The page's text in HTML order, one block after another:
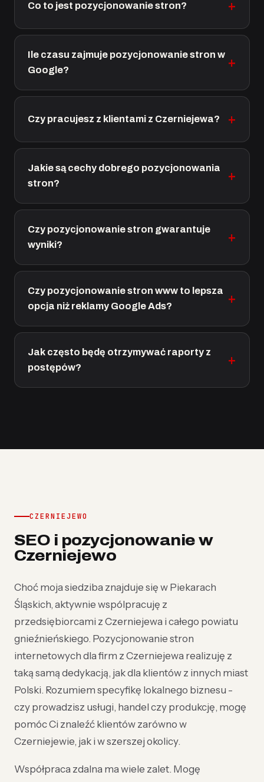
Co to jest pozycjonowanie stron?
Ile czasu zajmuje pozycjonowanie stron w
Google?
Czy pracujesz z klientami z Czerniejewa?
Jakie są cechy dobrego pozycjonowania
stron?
Czy pozycjonowanie stron gwarantuje
wyniki?
Czy pozycjonowanie stron www to lepsza
opcja niż reklamy Google Ads?
Jak często będę otrzymywać raporty z
postępów?
CZERNIEJEWO
SEO i pozycjonowanie w
Czerniejewo
Choć moja siedziba znajduje się w Piekarach
Śląskich, aktywnie wspólpracuję z
przedsiębiorcami z Czerniejewa i całego powiatu
gnieźnieńskiego. Pozycjonowanie stron
internetowych dla firm z Czerniejewa realizuję z
taką samą dedykacją, jak dla klientów z innych miast
Polski. Rozumiem specyfikę lokalnego biznesu -
czy prowadzisz usługi, handel czy produkcję, mogę
pomóc Ci znaleźć klientów zarówno w
Czerniejewie, jak i w szerszej okolicy.
Współpraca zdalna ma wiele zalet. Mogę